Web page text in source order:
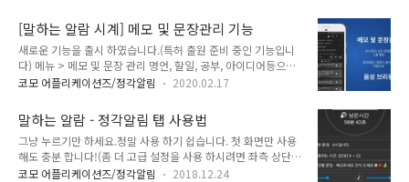
가 진동/무음/방해금지 모드가 아니어도! 완벽하게 조용하게 울
려요!타이머를 사용할 때마다 감정·메모·세션 기록이 자동으로
남아시간이 지날수록 나만의 루틴과 생활 패턴이 자연스럽게 보
입니다. 광고 없음!구독 없음!결제 없음!완전 무
료!https://play.google.com/store/apps/details?
머 - Google Play 앱이어폰·완전 무음 모드로 조용하게 쓰고,
감정·메모·..
[말하는 알람 시계] 메모 및 문장관리 기능
새로운 기능을 출시 하였습니다.(특허 출원 준비 중인 기능입니
다) 메뉴 > 메모 및 문장 관리 명언, 할일, 공부, 아이디어등으로
원하는 그룹을 만들고 문장 및 메모를 작성 해보세요. 정각알림,
있습니다. 정각알림에서 관리 하던 시간별 문장도 한번에 가져
올 수 있습니다. 문장을 바로 카카오톡으로 공유 할 수 있습니다.
사람 모양 아이콘을 누르면 언제든지 그룹 별로, 체크된 문장을
음성으로 브리핑 합니다. 정각알림, 알람 후에 체크된 문장을 자
동으로 브리핑 할 수도 있습니다. 구글 플레이에서 무료로 다운
코모 어플리케이션즈/정각알림 2020.02.17
말하는 알람 - 정각알림 탭 사용법
그냥 누르기만 하세요.정말 사용 하기 쉽습니다. 첫 화면만 사용
해도 충분 합니다!(좀 더 고급 설정을 사용 하시려면 좌측 상단의
설정 버튼 또는 하단의 고급 설정을 누르시면 됩니다.) 1. 파란
코모 어플리케이션즈/정각알림 2018.12.24